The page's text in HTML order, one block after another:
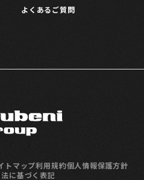
よくあるご質問
トマップ利用規約個人情報保護方針
に基づく表記